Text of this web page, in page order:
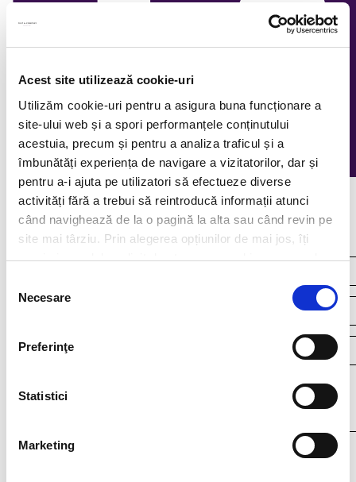
Acest site utilizează cookie-uri
Utilizăm cookie-uri pentru a asigura buna funcționare a
site-ului web și a spori performanțele conținutului
acestuia, precum și pentru a analiza traficul și a
îmbunătăți experiența de navigare a vizitatorilor, dar și
pentru a-i ajuta pe utilizatori să efectueze diverse
activități fără a trebui să reintroducă informații atunci
când navighează de la o pagină la alta sau când revin pe
site mai târziu. Prin alegerea opțiunilor de mai jos, îți
exprimi acordul explicit de stocare a cookies pe care le-
consimțământului
Necesare
Preferinţe
Statistici
Marketing
Continuous recruitment